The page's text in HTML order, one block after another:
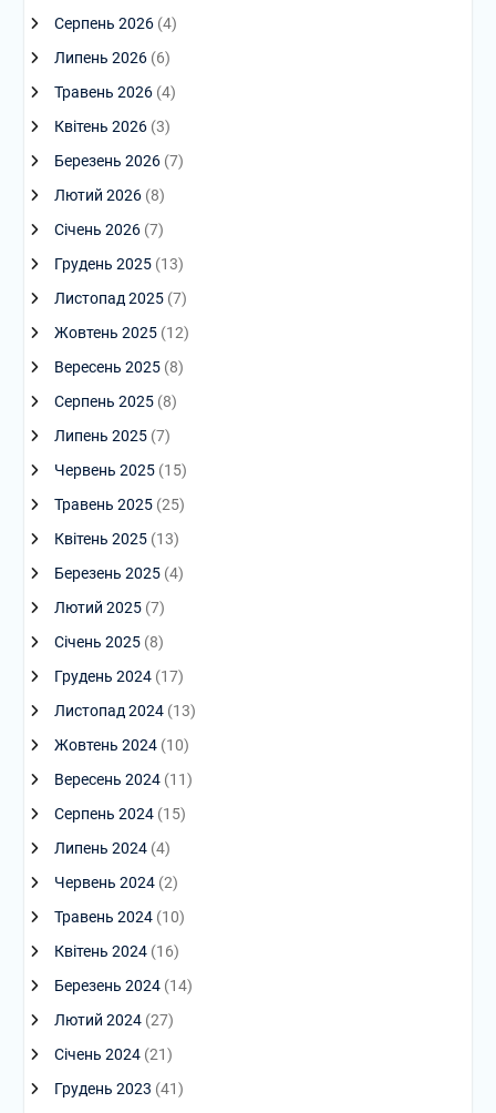
Серпень 2026(4)
Липень 2026(6)
Травень 2026(4)
Квітень 2026(3)
Березень 2026(7)
Лютий 2026(8)
Січень 2026(7)
Грудень 2025(13)
Листопад 2025(7)
Жовтень 2025(12)
Вересень 2025(8)
Серпень 2025(8)
Липень 2025(7)
Червень 2025(15)
Травень 2025(25)
Квітень 2025(13)
Березень 2025(4)
Лютий 2025(7)
Січень 2025(8)
Грудень 2024(17)
Листопад 2024(13)
Жовтень 2024(10)
Вересень 2024(11)
Серпень 2024(15)
Липень 2024(4)
Червень 2024(2)
Травень 2024(10)
Квітень 2024(16)
Березень 2024(14)
Лютий 2024(27)
Січень 2024(21)
Грудень 2023 (41)